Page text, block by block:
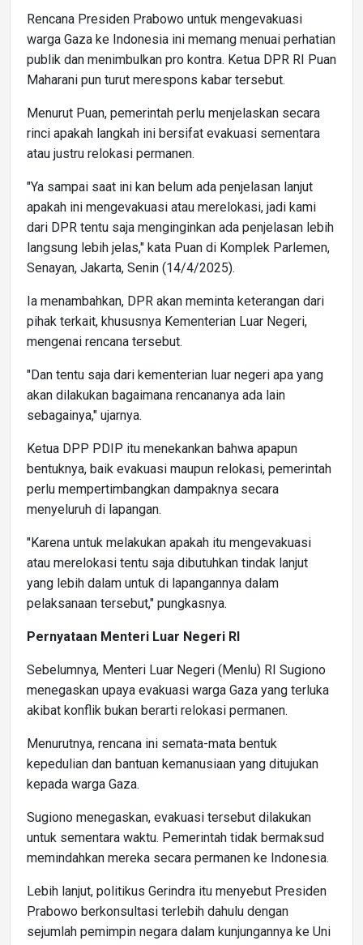
Rencana Presiden Prabowo untuk mengevakuasi
warga Gaza ke Indonesia ini memang menuai perhatian
publik dan menimbulkan pro kontra. Ketua DPR RI Puan
Maharani pun turut merespons kabar tersebut.
Menurut Puan, pemerintah perlu menjelaskan secara
rinci apakah langkah ini bersifat evakuasi sementara
atau justru relokasi permanen.
"Ya sampai saat ini kan belum ada penjelasan lanjut
apakah ini mengevakuasi atau merelokasi, jadi kami
dari DPR tentu saja menginginkan ada penjelasan lebih
langsung lebih jelas," kata Puan di Komplek Parlemen,
Senayan, Jakarta, Senin (14/4/2025).
Ia menambahkan, DPR akan meminta keterangan dari
pihak terkait, khususnya Kementerian Luar Negeri,
mengenai rencana tersebut.
"Dan tentu saja dari kementerian luar negeri apa yang
akan dilakukan bagaimana rencananya ada lain
sebagainya," ujarnya.
Ketua DPP PDIP itu menekankan bahwa apapun
bentuknya, baik evakuasi maupun relokasi, pemerintah
perlu mempertimbangkan dampaknya secara
menyeluruh di lapangan.
"Karena untuk melakukan apakah itu mengevakuasi
atau merelokasi tentu saja dibutuhkan tindak lanjut
yang lebih dalam untuk di lapangannya dalam
pelaksanaan tersebut," pungkasnya.
Pernyataan Menteri Luar Negeri RI
Sebelumnya, Menteri Luar Negeri (Menlu) RI Sugiono
menegaskan upaya evakuasi warga Gaza yang terluka
akibat konflik bukan berarti relokasi permanen.
Menurutnya, rencana ini semata-mata bentuk
kepedulian dan bantuan kemanusiaan yang ditujukan
kepada warga Gaza.
Sugiono menegaskan, evakuasi tersebut dilakukan
untuk sementara waktu. Pemerintah tidak bermaksud
memindahkan mereka secara permanen ke Indonesia.
Lebih lanjut, politikus Gerindra itu menyebut Presiden
Prabowo berkonsultasi terlebih dahulu dengan
sejumlah pemimpin negara dalam kunjungannya ke Uni